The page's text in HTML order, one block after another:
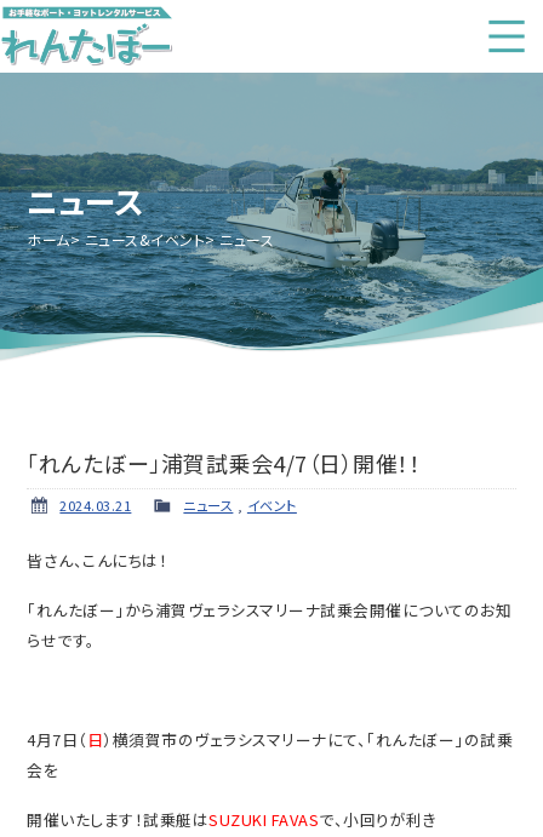
ニュース
ホーム ニュース&イベント ニュース
「れんたぼー」浦賀試乗会4/7（日）開催！！
2024.03.21 ニュース イベント
皆さん、こんにちは！
「れんたぼー」から浦賀ヴェラシスマリーナ試乗会開催についてのお知
らせです。
4月7日（ 日）横須賀市のヴェラシスマリーナにて、「れんたぼー」の試乗
会を
開催いたします！試乗艇はSUZUKI FAVASで、小回りが利き